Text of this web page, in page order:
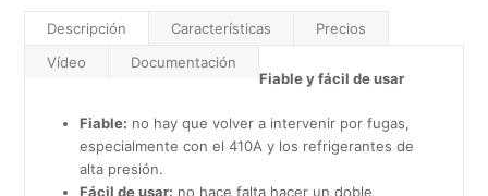
Descripción Características
Precios
Vídeo
Documentación
Fiable y fácil de usar
Fiable: no hay que volver a intervenir por fugas,
especialmente con el 410A y los refrigerantes de
alta presión.
Fácil de usar: no hace falta hacer un doble